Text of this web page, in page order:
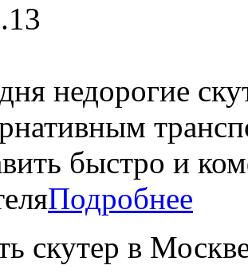
недорогие
быстро и
Подробнее
скутер в